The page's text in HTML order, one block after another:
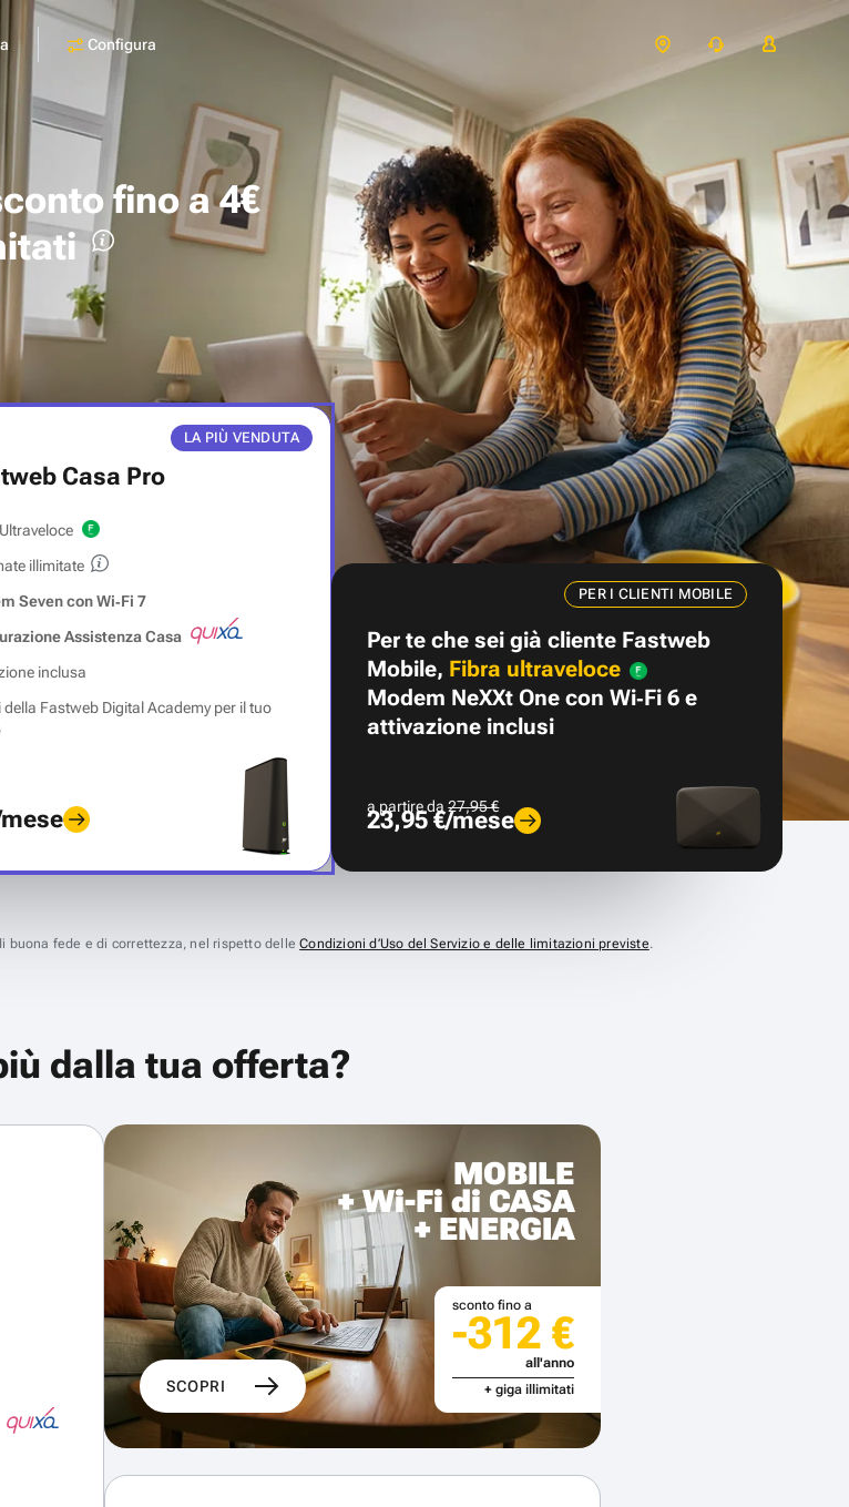
Configura
fino a 4€
LA PIÙ VENDUTA
Casa Pro
illimitate
Seven con Wi‑Fi 7
Assistenza Casa
inclusa
della Fastweb Digital Academy per il tuo
PER I CLIENTI MOBILE
Per te che sei già cliente Fastweb
Mobile, Fibra ultraveloce
Modem NeXXt One con Wi‑Fi 6 e
attivazione inclusi
a partire da27,95 €
23,95 €/mese
buona fede e di correttezza, nel rispetto delleCondizioni d’Uso del Servizio e delle limitazioni previste.
dalla tua offerta?
MOBILE
+ Wi-Fi di CASA
+ ENERGIA
SCOPRI
sconto fino a
-312 €
all'anno
+ giga illimitati